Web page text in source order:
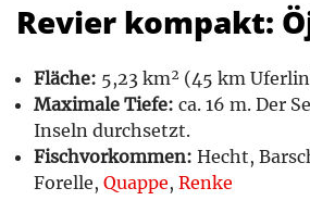
Revier kompakt:
Fläche: 5,23 km² (45 km
Maximale Tiefe: ca. 16 m. Der
Inseln durchsetzt.
Fischvorkommen: Hecht,
Forelle, Quappe, Renke